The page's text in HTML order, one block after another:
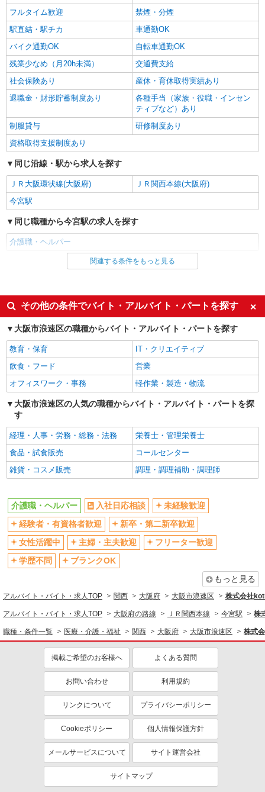
フルタイム歓迎
禁煙・分煙
駅直結・駅チカ
車通勤OK
バイク通勤OK
自転車通勤OK
残業少なめ（月20h未満）
交通費支給
社会保険あり
産休・育休取得実績あり
退職金・財形貯蓄制度あり
各種手当（家族・役職・インセン
ティブなど）あり
制服貸与
研修制度あり
資格取得支援制度あり
同じ沿線・駅から求人を探す
ＪＲ大阪環状線(大阪府)
ＪＲ関西本線(大阪府)
今宮駅
同じ職種から今宮駅の求人を探す
介護職・ヘルパー
同じ雇用形態から今宮駅の求人を探す
同じ特徴から今宮駅の求人を探す
入社日応相談
未経験歓迎
経験者・有資格者歓迎
新卒・第二新卒歓迎
女性活躍中
主婦・主夫歓迎
フリーター歓迎
学歴不問
ブランクOK
ミドル（40代～）活躍中
エルダー（50代～）活躍中
シニア（60代～）活躍中
高収入・高額
ボーナス・賞与あり
昇給あり
完全週休2日制
フルタイム歓迎
禁煙・分煙
駅直結・駅チカ
車通勤OK
残業少なめ（月20h未満）
交通費支給
社会保険あり
産休・育休取得実績あり
退職金・財形貯蓄制度あり
各種手当（家族・役職・インセン
資格取得支援制度あり
同じ職種から求人を探す
医療・介護・福祉
介護職・ヘルパー
同じ特徴から求人を探す
未経験歓迎
ミドル（40代～）活躍中
ボーナス・賞与あり
車通勤OK
社会保険あり
産休・育休取得実績あり
関連する条件をもっと見る
その他の条件でバイト・アルバイト・パートを探す
大阪市浪速区の職種からバイト・アルバイト・パートを探す
教育・保育
IT・クリエイティブ
飲食・フード
営業
オフィスワーク・事務
軽作業・製造・物流
大阪市浪速区の人気の職種からバイト・アルバイト・パートを探
す
経理・人事・労務・総務・法務
栄養士・管理栄養士
食品・試食販売
コールセンター
雑貨・コスメ販売
調理・調理補助・調理師
介護職・ヘルパー 入社日応相談
未経験歓迎
経験者・有資格者歓迎
新卒・第二新卒歓迎
女性活躍中
主婦・主夫歓迎
フリーター歓迎
学歴不問
ブランクOK
もっと見る
アルバイト・バイト・求人TOP 関西 大阪府 大阪市浪速区 株式会社
アルバイト・バイト・求人TOP 大阪府の路線 ＪＲ関西本線 今宮駅 株
職種・条件一覧 医療・介護・福祉 関西 大阪府 大阪市浪速区 株式
掲載ご希望のお客様へ よくある質問
お問い合わせ 利用規約
リンクについて プライバシーポリシー
Cookieポリシー 個人情報保護方針
メールサービスについて サイト運営会社
サイトマップ